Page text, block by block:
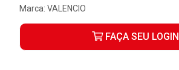
Marca: VALENCIO
FAÇA SEU LOGIN